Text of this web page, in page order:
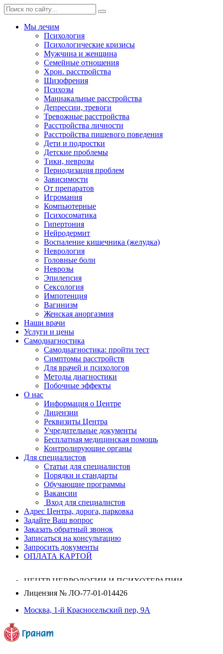
Мы лечим
Психология
Психологические кризисы
Мужчина и женщина
Семейные отношения
Хрон. расстройства
Шизофрения
Психозы
Маниакальные расстройства
Депрессии, тревоги
Тревожные расстройства
Расстройства личности
Расстройства пищевого поведения
Дети и подростки
Детские проблемы
Тики, неврозы
Периодизация проблем
Зависимости
От препаратов
Игромания
Компьютерные
Психосоматика
Гипертония
Нейродермит
Воспаление кишечника (желудка)
Неврология
Головные боли
Неврозы
Эпилепсия
Сексология
Импотенция
Вагинизм
Женская аноргазмия
Наши врачи
Услуги и цены
Самодиагностика
Самодиагностика: пройти тест
Симптомы расстройств
Для врачей и психологов
Методы диагностики
Побочные эффекты
О нас
Информация о Центре
Лицензии
Реквизиты Центра
Учредительные документы
Бесплатная медицинская помощь
Контролирующие органы
Для специалистов
Статьи для специалистов
Порядки и стандарты
Обучающие программы
Вакансии
Вход для специалистов
Адрес Центра, дорога, парковка
Задайте Ваш вопрос
Заказать обратный звонок
Записаться на консультацию
Запросить документы
ОПЛАТА КАРТОЙ
ЦЕНТР НЕВРОЛОГИИ И ПСИХОТЕРАПИИ
Лицензия № ЛО-77-01-014426
Москва, 1-й Красносельский пер, 9А